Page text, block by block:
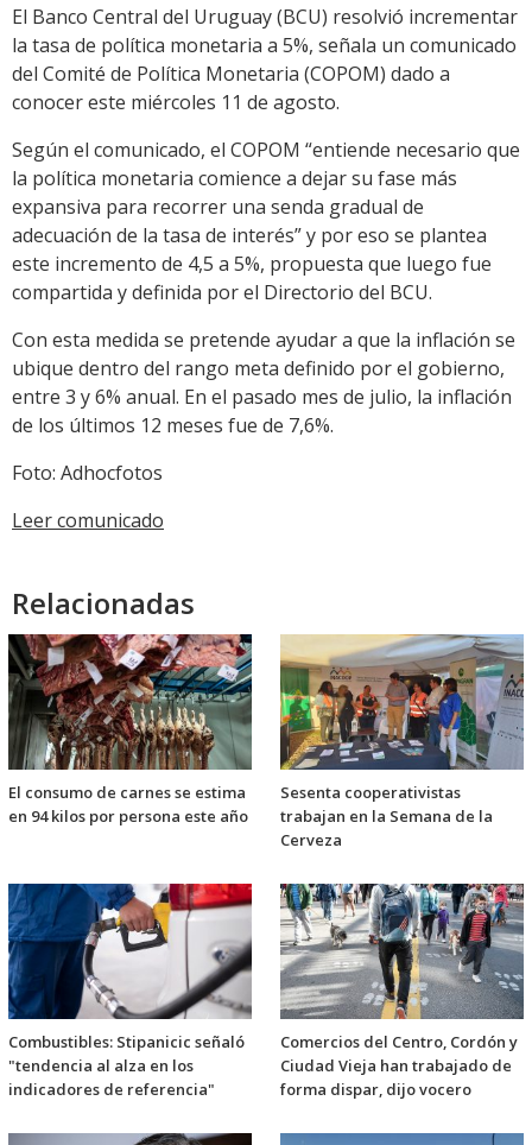
Link
El Banco Central del Uruguay (BCU) resolvió incrementar
la tasa de política monetaria a 5%, señala un comunicado
del Comité de Política Monetaria (COPOM) dado a
conocer este miércoles 11 de agosto.
Según el comunicado, el COPOM “entiende necesario que
la política monetaria comience a dejar su fase más
expansiva para recorrer una senda gradual de
adecuación de la tasa de interés” y por eso se plantea
este incremento de 4,5 a 5%, propuesta que luego fue
compartida y definida por el Directorio del BCU.
Con esta medida se pretende ayudar a que la inflación se
ubique dentro del rango meta definido por el gobierno,
entre 3 y 6% anual. En el pasado mes de julio, la inflación
de los últimos 12 meses fue de 7,6%.
Foto: Adhocfotos
Leer comunicado
Relacionadas
El consumo de carnes se estima
en 94 kilos por persona este año
Sesenta cooperativistas
trabajan en la Semana de la
Cerveza
Combustibles: Stipanicic señaló
"tendencia al alza en los
indicadores de referencia"
Comercios del Centro, Cordón y
Ciudad Vieja han trabajado de
forma dispar, dijo vocero